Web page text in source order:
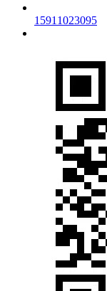
15911023095